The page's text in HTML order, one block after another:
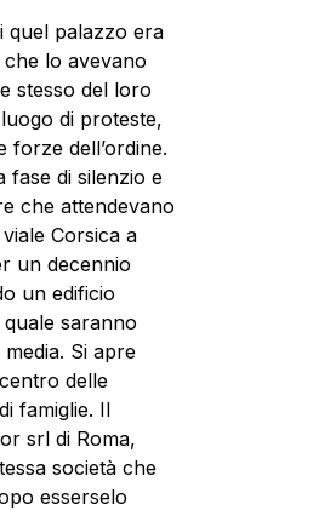
quel palazzo era
lo avevano
stesso del loro
di proteste,
dell’ordine.
fase di silenzio e
che attendevano
Corsica a
un decennio
un edificio
saranno
Si apre
delle
famiglie. Il
srl di Roma,
società che
esserselo